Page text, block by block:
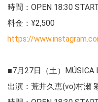
時間：OPEN 18:30
料金：¥2,500
https://
■7月27日（土）MÚSICA
出演：荒井久恵(vo)村瀬